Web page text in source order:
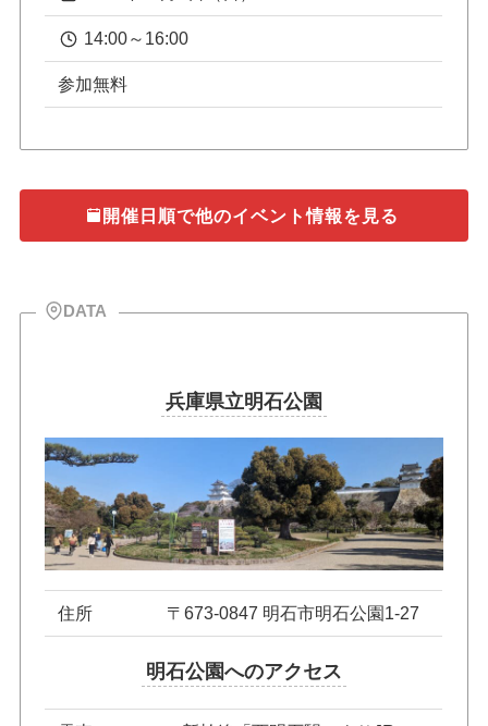
14:00～16:00
参加無料
開催日順で他のイベント情報を見る
DATA
兵庫県立明石公園
住所 〒673-0847 明石市明石公園1-27
明石公園へのアクセス